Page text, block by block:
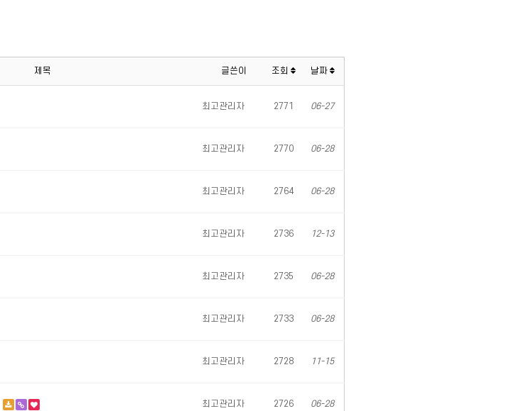
제목 글쓴이 조회 날짜
최고관리자 2771 06-27
최고관리자 2770 06-28
최고관리자 2764 06-28
최고관리자 2736 12-13
최고관리자 2735 06-28
최고관리자 2733 06-28
최고관리자 2728 11-15
최고관리자 2726 06-28